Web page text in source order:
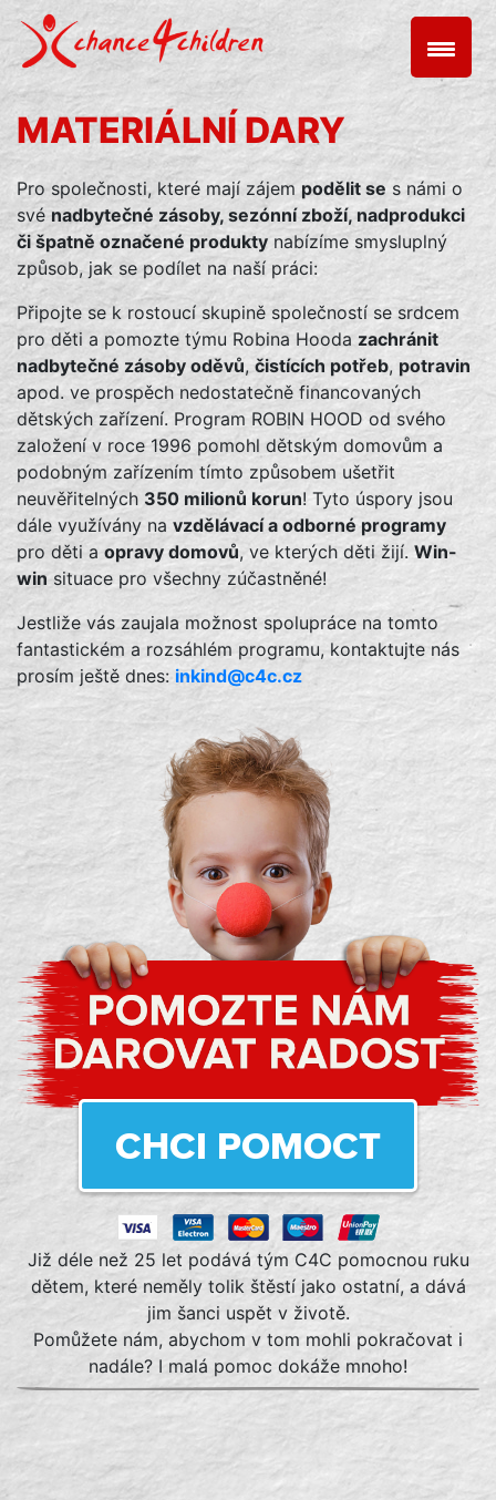
Skip
to
content
MATERIÁLNÍ DARY
Pro společnosti, které mají zájem podělit se s námi o
své nadbytečné zásoby, sezónní zboží, nadprodukci
či špatně označené produkty nabízíme smysluplný
způsob, jak se podílet na naší práci:
Připojte se k rostoucí skupině společností se srdcem
pro děti a pomozte týmu Robina Hooda zachránit
nadbytečné zásoby oděvů,čistících potřeb, potravin
apod. ve prospěch nedostatečně financovaných
dětských zařízení. Program ROBIN HOOD od svého
založení v roce 1996 pomohl dětským domovům a
podobným zařízením tímto způsobem ušetřit
neuvěřitelných 350 milionů korun! Tyto úspory jsou
dále využívány na vzdělávací a odborné programy
pro děti a opravy domovů, ve kterých děti žijí. Win-
winsituace pro všechny zúčastněné!
Jestliže vás zaujala možnost spolupráce na tomto
fantastickém a rozsáhlém programu, kontaktujte nás
prosím ještě dnes: inkind@c4c.cz
CHCI POMOCT
Již déle než 25 let podává tým C4C pomocnou ruku
dětem, které neměly tolik štěstí jako ostatní, a dává
jim šanci uspět v životě.
Pomůžete nám, abychom v tom mohli pokračovat i
nadále? I malá pomoc dokáže mnoho!